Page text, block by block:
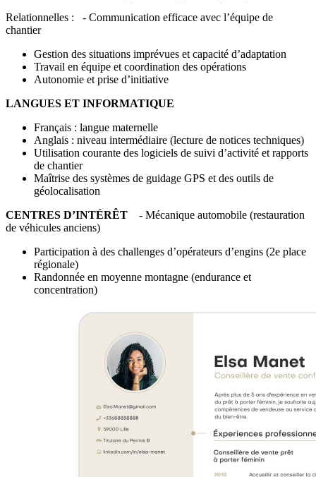
Relationnelles : - Communication efficace avec l’équipe de
chantier
Gestion des situations imprévues et capacité d’adaptation
Travail en équipe et coordination des opérations
Autonomie et prise d’initiative
LANGUES ET INFORMATIQUE
Français : langue maternelle
Anglais : niveau intermédiaire (lecture de notices techniques)
Utilisation courante des logiciels de suivi d’activité et rapports
de chantier
Maîtrise des systèmes de guidage GPS et des outils de
géolocalisation
CENTRES D’INTÉRÊT
- Mécanique automobile (restauration
de véhicules anciens)
Participation à des challenges d’opérateurs d’engins (2e place
régionale)
Randonnée en moyenne montagne (endurance et
concentration)